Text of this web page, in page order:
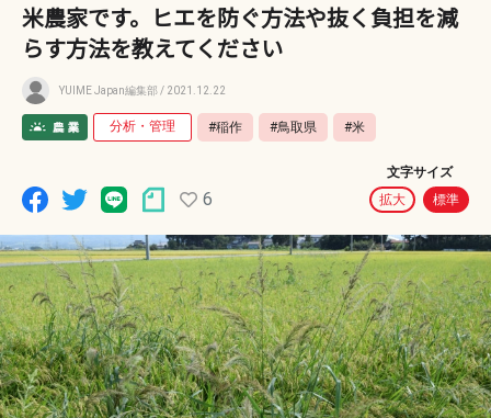
米農家です。ヒエを防ぐ方法や抜く負担を減
らす方法を教えてください
YUIME Japan編集部 / 2021.12.22
分析・管理 #稲作 #鳥取県 #米
6
文字サイズ
拡大
標準